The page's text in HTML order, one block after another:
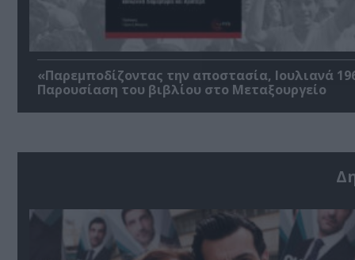
«Παρεμποδίζοντας την αποστασία, Ιουλιανά
Παρουσίαση του βιβλίου στο Μεταξουργείο